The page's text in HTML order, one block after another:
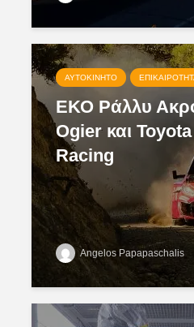
ΑΥΤΟΚΊΝΗΤΟ
ΕΚΟ Ράλλυ
Ogier και
Racing
Angelos Papapaschalis